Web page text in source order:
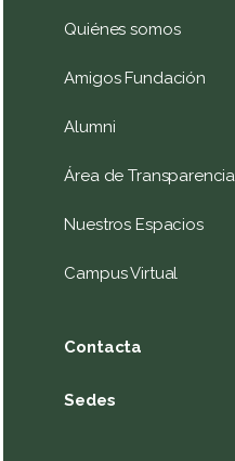
Quiénes somos
Amigos Fundación
Alumni
Área de Transparencia
Nuestros Espacios
Campus Virtual
Contacta
Sedes